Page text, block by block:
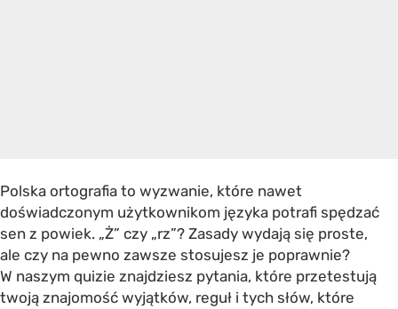
Polska ortografia to wyzwanie, które nawet
doświadczonym użytkownikom języka potrafi spędzać
sen z powiek. „Ż” czy „rz”? Zasady wydają się proste,
ale czy na pewno zawsze stosujesz je poprawnie?
W naszym quizie znajdziesz pytania, które przetestują
twoją znajomość wyjątków, reguł i tych słów, które